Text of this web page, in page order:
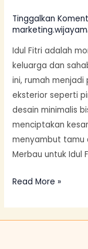
Tinggalkan
Idul Fitri adalah
keluarga dan
ini, rumah
eksterior seperti
desain minimalis
menciptakan
menyambut tamu
Merbau untuk Idul
Read More »